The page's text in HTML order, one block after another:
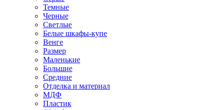
Темные
Черные
Светлые
Белые шкафы-купе
Венге
Размер
Маленькие
Большие
Средние
Отделка и материал
МДФ
Пластик